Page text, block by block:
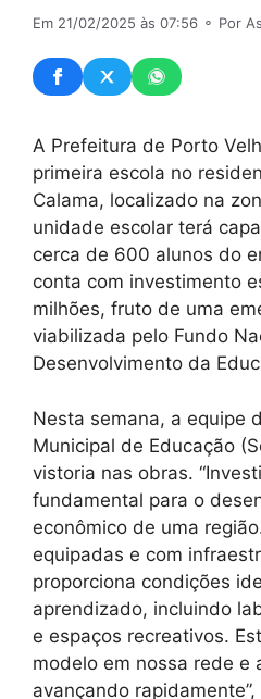
Em 21/02/2025 às 07:56 ⚬ Por
A Prefeitura de Porto
primeira escola no
Calama, localizado na
unidade escolar terá
cerca de 600 alunos do
conta com investimento
milhões, fruto de uma
viabilizada pelo Fundo
Desenvolvimento da
Nesta semana, a equipe
Municipal de Educação
vistoria nas obras.
fundamental para o
econômico de uma
equipadas e com
proporciona condições
aprendizado, incluindo
e espaços recreativos.
modelo em nossa rede e
avançando